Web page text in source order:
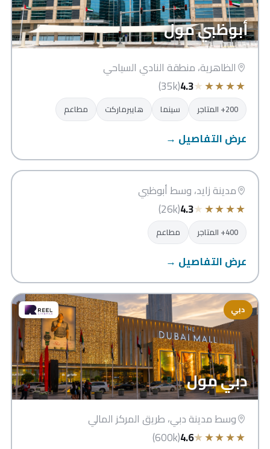
أبوظبي مول
الظاهرية، منطقة النادي السياحي
★
★
★
★
★
4.3
(35k)
200+ المتاجر سينما هايبرماركت مطاعم
عرض التفاصيل →
أبوظبي
مركز مدينة زايد للتسوق والذهب
مدينة زايد، وسط أبوظبي
★
★
★
★
★
4.3
(26k)
400+ المتاجر مطاعم
عرض التفاصيل →
دبي
دبي مول
وسط مدينة دبي، طريق المركز المالي
★
★
★
★
★
4.6
(600k)